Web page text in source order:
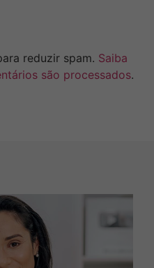
reduzir spam. Saiba
são processados.